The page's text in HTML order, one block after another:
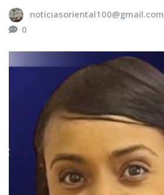
noticiasoriental100@gmail.com
0